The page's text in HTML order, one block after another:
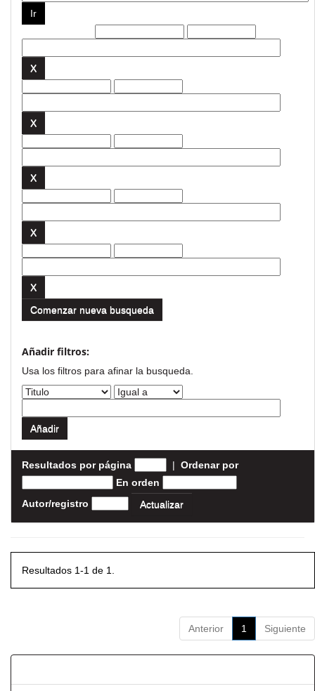
Comenzar nueva busqueda
Añadir filtros:
Usa los filtros para afinar la busqueda.
Resultados por página | Ordenar por
En orden
Autor/registro
Resultados 1-1 de 1.
Anterior 1 Siguiente